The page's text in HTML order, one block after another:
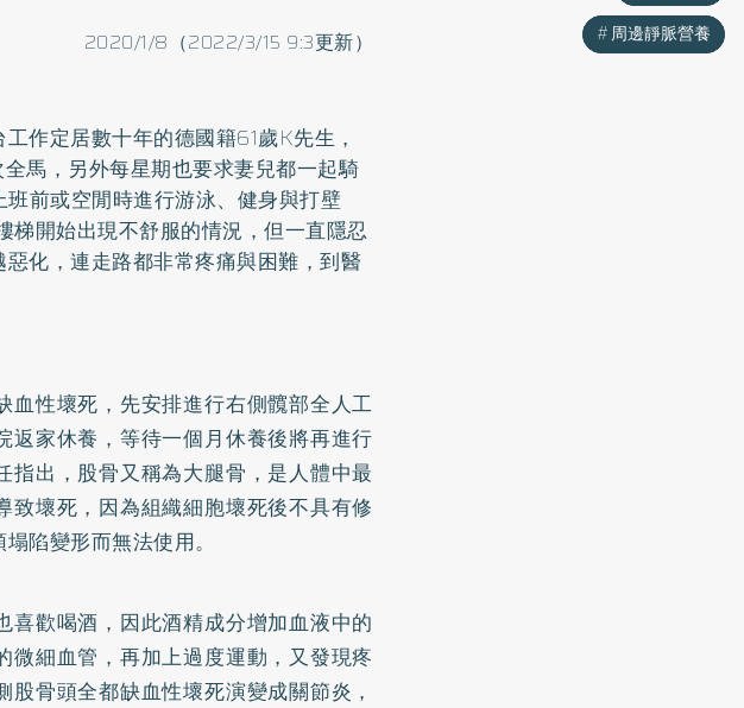
2020/1/8（2022/3/15 9:3更新）
作定居數十年的德國籍61歲K先生，
馬，另外每星期也要求妻兒都一起騎
前或空閒時進行游泳、健身與打壁
開始出現不舒服的情況，但一直隱忍
化，連走路都非常疼痛與困難，到醫
性壞死，先安排進行右側髖部全人工
家休養，等待一個月休養後將再進行
出，股骨又稱為大腿骨，是人體中最
壞死，因為組織細胞壞死後不具有修
陷變形而無法使用。
歡喝酒，因此酒精成分增加血液中的
細血管，再加上過度運動，又發現疼
骨頭全都缺血性壞死演變成關節炎，
周邊靜脈營養
周邊靜脈營養